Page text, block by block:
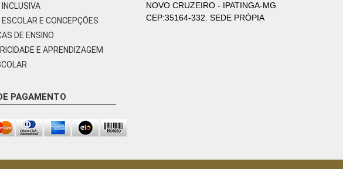
E CONCEPÇÕES
DE ENSINO
E APRENDIZAGEM
NOVO CRUZEIRO - IPATINGA-MG
CEP:35164-332. SEDE PRÓPIA
PAGAMENTO